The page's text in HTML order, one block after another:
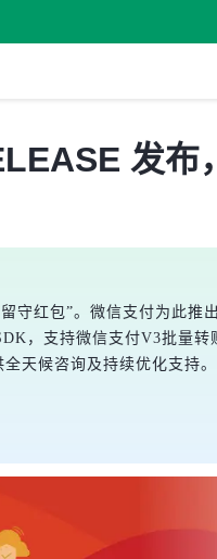
发布
守红包”。微信支付为此
，支持微信支付V3批量
天候咨询及持续优化支持。